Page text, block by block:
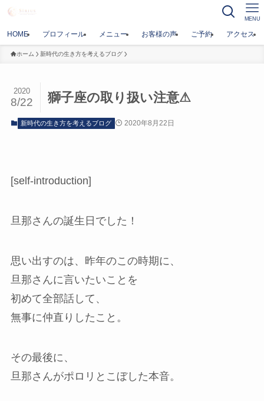
MENU
HOME プロフィール メニュー お客様の声 ご予約 アクセス
ホーム 新時代の生き方を考えるブログ
獅子座の取り扱い注意⚠
2020
8/22
新時代の生き方を考えるブログ 2020年8月22日
[self-introduction]
旦那さんの誕生日でした！
思い出すのは、昨年のこの時期に、
旦那さんに言いたいことを
初めて全部話して、
無事に仲直りしたこと。
その最後に、
旦那さんがポロリとこぼした本音。